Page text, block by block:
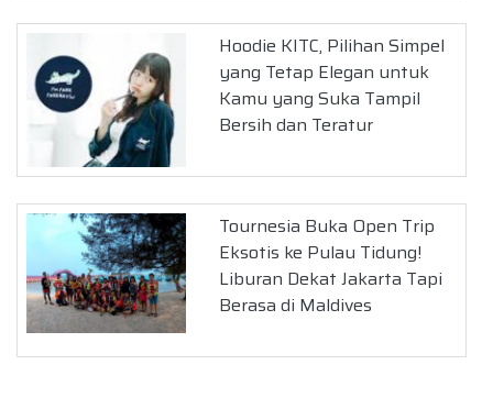
Hoodie KITC, Pilihan Simpel
yang Tetap Elegan untuk
Kamu yang Suka Tampil
Bersih dan Teratur
Tournesia Buka Open Trip
Eksotis ke Pulau Tidung!
Liburan Dekat Jakarta Tapi
Berasa di Maldives